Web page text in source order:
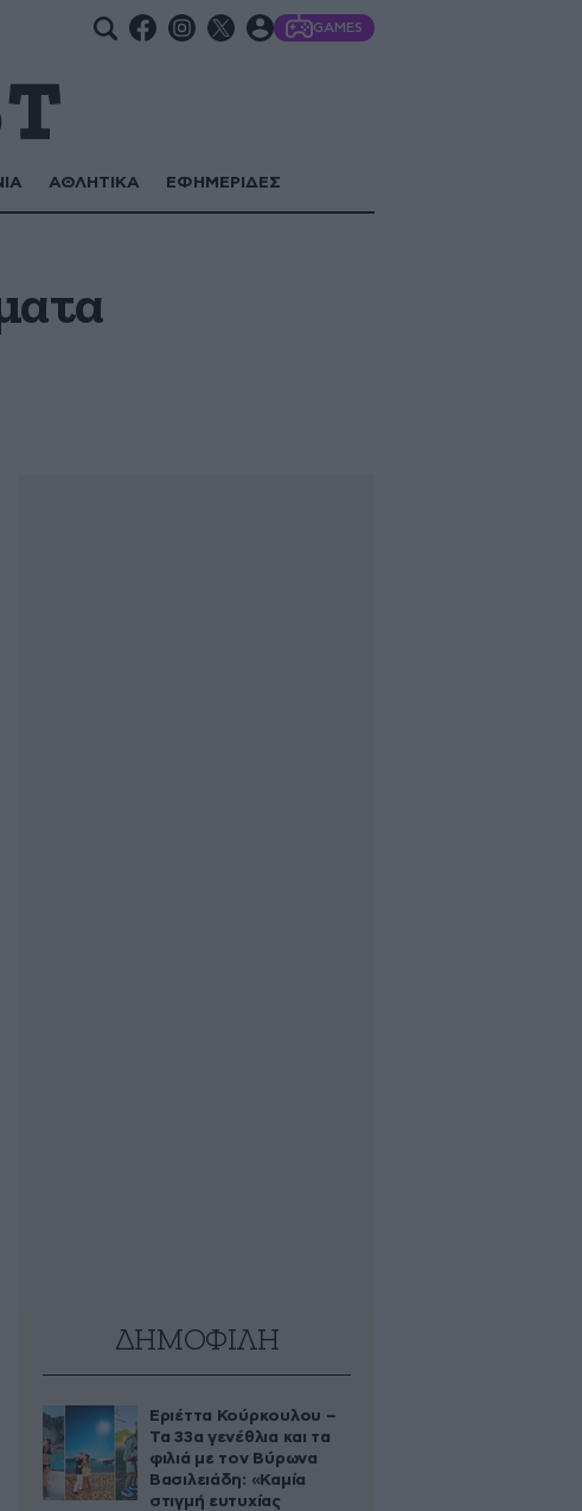
GAMES
ΑΘΛΗΤΙΚΑ ΕΦΗΜΕΡΙΔΕΣ
ΔΗΜΟΦΙΛΗ
Εριέττα Κούρκουλου –
Τα 33α γενέθλια και τα
φιλιά με τον Βύρωνα
Βασιλειάδη: «Καμία
στιγμή ευτυχίας